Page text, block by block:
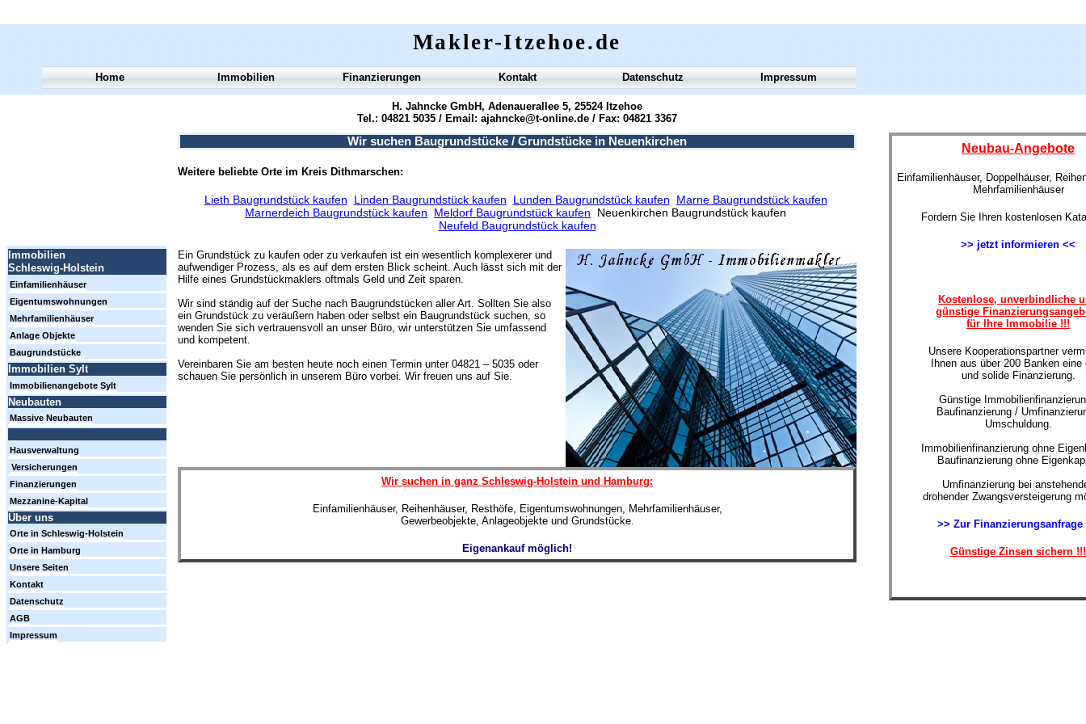
Wir suchen Baugrundstücke / Grundstücke in Neuenkirchen
Weitere beliebte Orte im Kreis Dithmarschen:
Lieth Baugrundstück kaufen Linden Baugrundstück kaufen Lunden Baugrundstück kaufen
Marne Baugrundstück kaufen
Marnerdeich Baugrundstück kaufen
Meldorf Baugrundstück kaufen Neuenkirchen Baugrundstück kaufen
Neufeld Baugrundstück kaufen
Makler-Itzehoe.de
H. Jahncke GmbH, Adenauerallee 5, 25524 Itzehoe
Tel.: 04821 5035 / Email: ajahncke@t-online.de / Fax: 04821 3367
Ein Grundstück zu kaufen oder zu verkaufen ist ein wesentlich komplexerer und
aufwendiger Prozess, als es auf dem ersten Blick scheint. Auch lässt sich mit der
Hilfe eines Grundstückmaklers oftmals Geld und Zeit sparen.
Wir sind ständig auf der Suche nach Baugrundstücken aller Art. Sollten Sie also
ein Grundstück zu veräußern haben oder selbst ein Baugrundstück suchen, so
wenden Sie sich vertrauensvoll an unser Büro, wir unterstützen Sie umfassend
und kompetent.
Vereinbaren Sie am besten heute noch einen Termin unter 04821 – 5035 oder
schauen Sie persönlich in unserem Büro vorbei. Wir freuen uns auf Sie.
Wir suchen in ganz Schleswig-Holstein und Hamburg:
Einfamilienhäuser, Reihenhäuser, Resthöfe, Eigentumswohnungen, Mehrfamilienhäuser,
Gewerbeobjekte, Anlageobjekte und Grundstücke.
Eigenankauf möglich!
Home Immobilien Finanzierungen Kontakt Datenschutz Impressum
Immobilien
Schleswig-Holstein
Einfamilienhäuser
Eigentumswohnungen
Mehrfamilienhäuser
Anlage Objekte
Baugrundstücke
Immobilien Sylt
Immobilienangebote Sylt
Neubauten
Massive Neubauten
Hausverwaltung
Versicherungen
Finanzierungen
Mezzanine-Kapital
Über uns
Orte in Schleswig-Holstein
Orte in Hamburg
Unsere Seiten
Kontakt
Datenschutz
AGB
Impressum
Neubau-Angebote
Einfamilienhäuser, Doppelhäuser,
Mehrfamilienhäuser
Fordern Sie Ihren kostenlosen
>> jetzt informieren <<
Kostenlose, unverbindliche
günstige
für Ihre Immobilie !!!
Unsere Kooperationspartner
Ihnen aus über 200 Banken eine
und solide Finanzierung.
Günstige
Baufinanzierung /
Umschuldung.
Immobilienfinanzierung ohne
Baufinanzierung ohne
Umfinanzierung bei
drohender Zwangsversteigerung
>> Zur Finanzierungsanfrage
Günstige Zinsen sichern !!!